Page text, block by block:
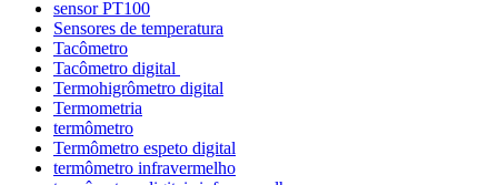
sensor PT100
Sensores de temperatura
Tacômetro
Tacômetro digital
Termohigrômetro digital
Termometria
termômetro
Termômetro espeto digital
termômetro infravermelho